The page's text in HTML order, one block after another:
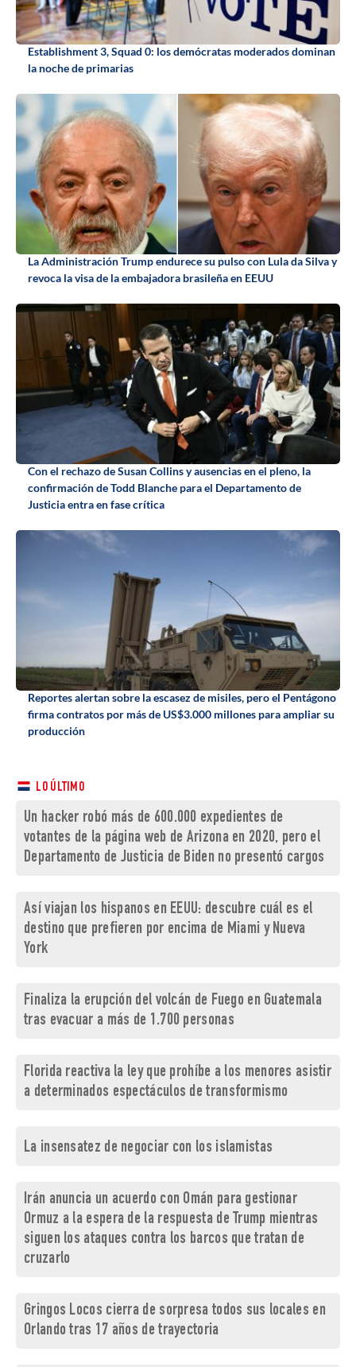
Establishment 3, Squad 0: los demócratas moderados dominan
la noche de primarias
La Administración Trump endurece su pulso con Lula da Silva y
revoca la visa de la embajadora brasileña en EEUU
Con el rechazo de Susan Collins y ausencias en el pleno, la
confirmación de Todd Blanche para el Departamento de
Justicia entra en fase crítica
Reportes alertan sobre la escasez de misiles, pero el Pentágono
firma contratos por más de US$3.000 millones para ampliar su
producción
LO ÚLTIMO
Un hacker robó más de 600.000 expedientes de
votantes de la página web de Arizona en 2020, pero el
Departamento de Justicia de Biden no presentó cargos
Así viajan los hispanos en EEUU: descubre cuál es el
destino que prefieren por encima de Miami y Nueva
York
Finaliza la erupción del volcán de Fuego en Guatemala
tras evacuar a más de 1.700 personas
Florida reactiva la ley que prohíbe a los menores asistir
a determinados espectáculos de transformismo
La insensatez de negociar con los islamistas
Irán anuncia un acuerdo con Omán para gestionar
Ormuz a la espera de la respuesta de Trump mientras
siguen los ataques contra los barcos que tratan de
cruzarlo
Gringos Locos cierra de sorpresa todos sus locales en
Orlando tras 17 años de trayectoria